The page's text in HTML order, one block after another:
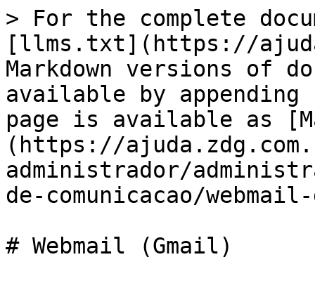
> For the complete
[llms.txt](https://
Markdown versions of
available by
page is available as
(https://
administrador/
de-comunicacao/
# Webmail (Gmail)